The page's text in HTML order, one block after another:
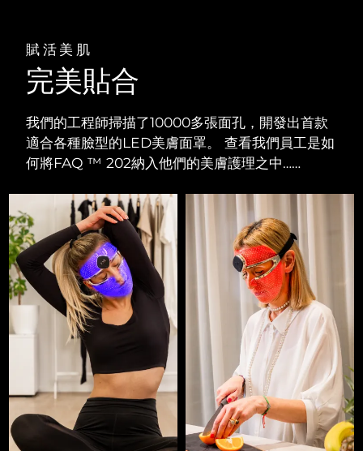
賦活美肌
完美貼合
我們的工程師掃描了10000多張面孔，開發出首款
適合各種臉型的LED美膚面罩。 查看我們員工是如
何將FAQ ™ 202納入他們的美膚護理之中……